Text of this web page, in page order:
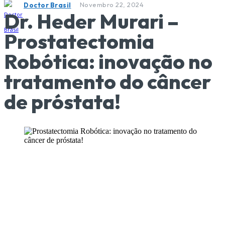
Doctor Brasil Novembro 22, 2024
Dr. Heder Murari –
Prostatectomia
Robótica: inovação no
tratamento do câncer
de próstata!